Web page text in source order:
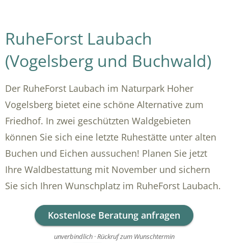
RuheForst Laubach
(Vogelsberg und Buchwald)
Der RuheForst Laubach im Naturpark Hoher
Vogelsberg bietet eine schöne Alternative zum
Friedhof. In zwei geschützten Waldgebieten
können Sie sich eine letzte Ruhestätte unter alten
Buchen und Eichen aussuchen! Planen Sie jetzt
Ihre Waldbestattung mit November und sichern
Sie sich Ihren Wunschplatz im RuheForst Laubach.
Kostenlose Beratung anfragen
unverbindlich · Rückruf zum Wunschtermin